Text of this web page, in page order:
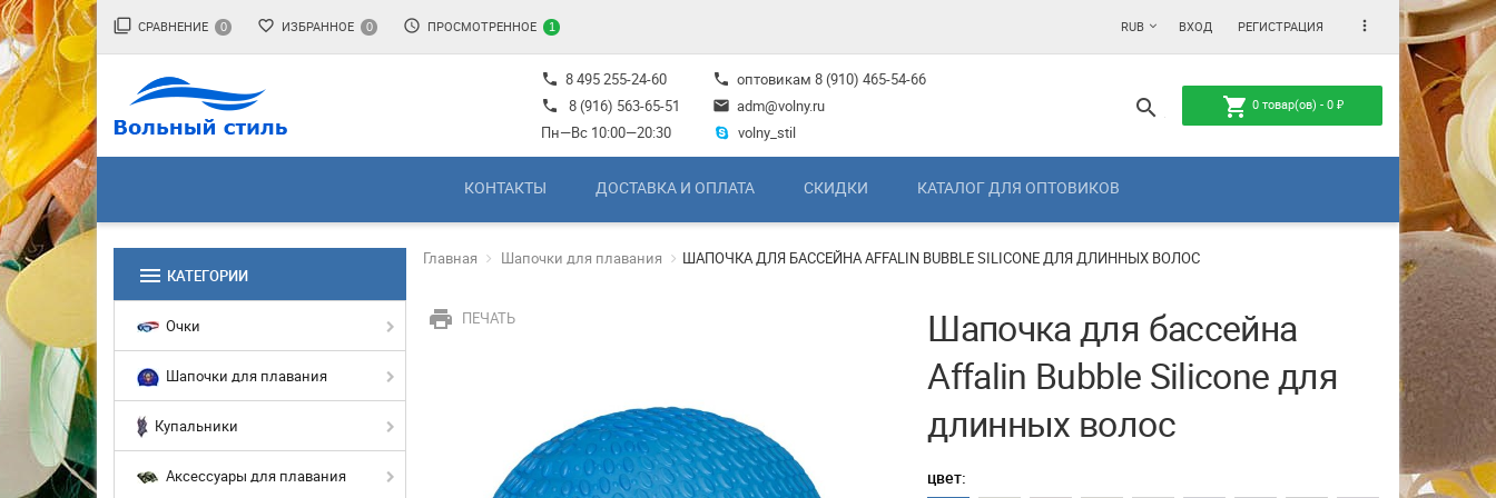
filter_none СРАВНЕНИЕ 0 favorite_border ИЗБРАННОЕ 0 access_time ПРОСМОТРЕННОЕ 1 RUB ВХОД РЕГИСТРАЦИЯ more_vert
phone 8 495 255-24-60
phone
8 (916) 563-65-51
Пн—Вс 10:00—20:30
phone оптовикам 8 (910) 465-54-66
mail adm@volny.ru
volny_stil
search shopping_cart 0товар(ов) - 0 ₽
КОНТАКТЫ ДОСТАВКА И ОПЛАТА СКИДКИ КАТАЛОГ ДЛЯ ОПТОВИКОВ
menu КАТЕГОРИИ
Очки
Шапочки для плавания
Купальники
Аксессуары для плавания
Главная Шапочки для плавания ШАПОЧКА ДЛЯ БАССЕЙНА AFFALIN BUBBLE SILICONE ДЛЯ ДЛИННЫХ ВОЛОС
print ПЕЧАТЬ
Шапочка для бассейна
Affalin Bubble Silicone для
длинных волос
цвет: